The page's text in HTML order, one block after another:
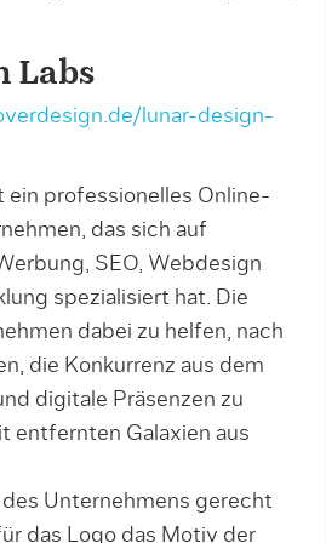
Labs
lunar-design-
ein professionelles Online-
das sich auf
SEO, Webdesign
spezialisiert hat. Die
dabei zu helfen, nach
die Konkurrenz aus dem
digitale Präsenzen zu
entfernten Galaxien aus
Unternehmens gerecht
das Logo das Motiv der